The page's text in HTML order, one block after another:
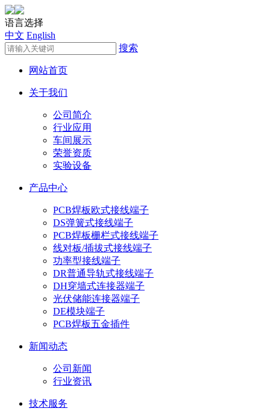
语言选择
中文 English
搜索
网站首页
关于我们
公司简介
行业应用
车间展示
荣誉资质
实验设备
产品中心
PCB焊板欧式接线端子
DS弹簧式接线端子
PCB焊板栅栏式接线端子
线对板/插拔式接线端子
功率型接线端子
DR普通导轨式接线端子
DH穿墙式连接器端子
光伏储能连接器端子
DE模块端子
PCB焊板五金插件
新闻动态
公司新闻
行业资讯
技术服务